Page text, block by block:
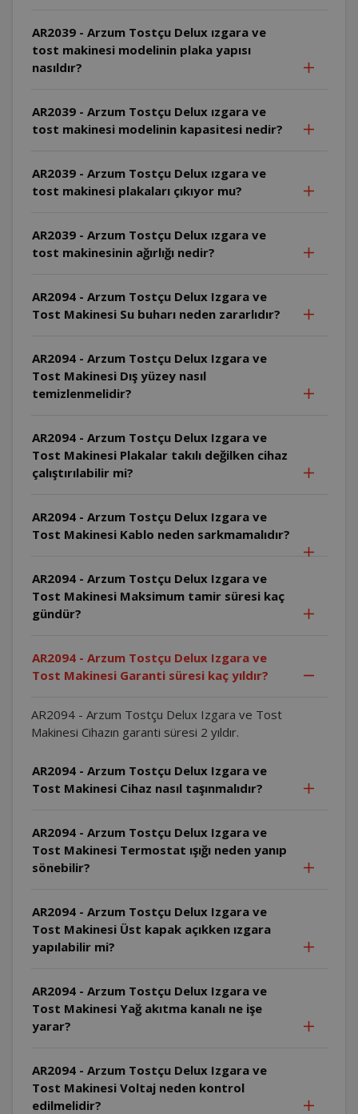
AR2039 - Arzum Tostçu Delux ızgara ve
tost makinesi modelinin plaka yapısı
nasıldır?
AR2039 - Arzum Tostçu Delux ızgara ve
tost makinesi modelinin kapasitesi nedir?
AR2039 - Arzum Tostçu Delux ızgara ve
tost makinesi plakaları çıkıyor mu?
AR2039 - Arzum Tostçu Delux ızgara ve
tost makinesinin ağırlığı nedir?
AR2094 - Arzum Tostçu Delux Izgara ve
Tost Makinesi Su buharı neden zararlıdır?
AR2094 - Arzum Tostçu Delux Izgara ve
Tost Makinesi Dış yüzey nasıl
temizlenmelidir?
AR2094 - Arzum Tostçu Delux Izgara ve
Tost Makinesi Plakalar takılı değilken cihaz
çalıştırılabilir mi?
AR2094 - Arzum Tostçu Delux Izgara ve
Tost Makinesi Kablo neden sarkmamalıdır?
AR2094 - Arzum Tostçu Delux Izgara ve
Tost Makinesi Maksimum tamir süresi kaç
gündür?
AR2094 - Arzum Tostçu Delux Izgara ve
Tost Makinesi Garanti süresi kaç yıldır?
AR2094 - Arzum Tostçu Delux Izgara ve Tost
Makinesi Cihazın garanti süresi 2 yıldır.
AR2094 - Arzum Tostçu Delux Izgara ve
Tost Makinesi Cihaz nasıl taşınmalıdır?
AR2094 - Arzum Tostçu Delux Izgara ve
Tost Makinesi Termostat ışığı neden yanıp
sönebilir?
AR2094 - Arzum Tostçu Delux Izgara ve
Tost Makinesi Üst kapak açıkken ızgara
yapılabilir mi?
AR2094 - Arzum Tostçu Delux Izgara ve
Tost Makinesi Yağ akıtma kanalı ne işe
yarar?
AR2094 - Arzum Tostçu Delux Izgara ve
Tost Makinesi Voltaj neden kontrol
edilmelidir?